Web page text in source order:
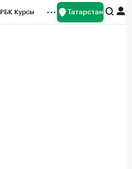
РБК Курсы Татарстан